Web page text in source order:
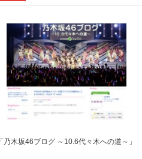
「乃木坂46ブログ ～10.6代々木への道～」